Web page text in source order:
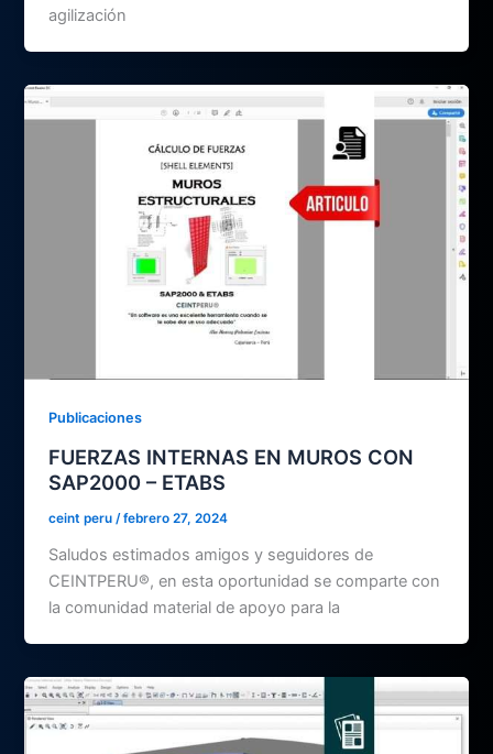
agilización
Publicaciones
FUERZAS INTERNAS EN MUROS CON
SAP2000 – ETABS
ceint peru /febrero 27, 2024
Saludos estimados amigos y seguidores de
CEINTPERU®, en esta oportunidad se comparte con
la comunidad material de apoyo para la